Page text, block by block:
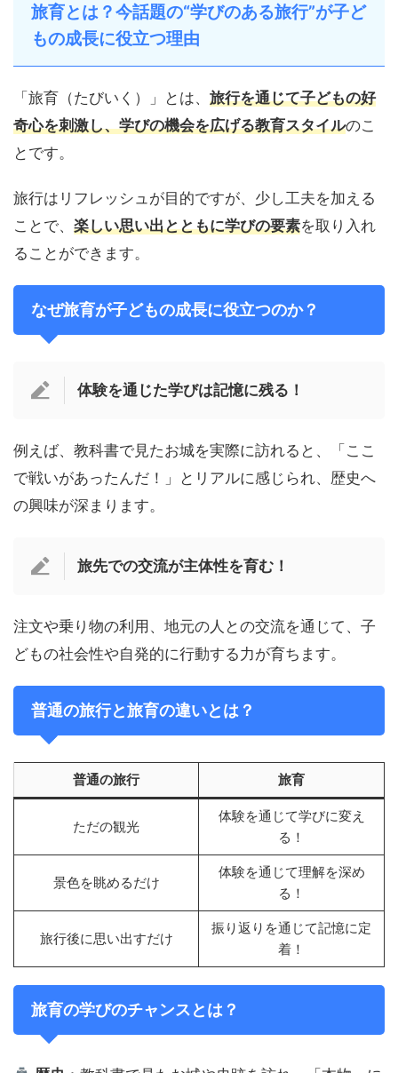
旅育とは？今話題の“学びのある旅行”が子ど
もの成長に役立つ理由
「旅育（たびいく）」とは、 旅行を通じて子どもの好
奇心を刺激し、学びの機会を広げる教育スタイルのこ
とです。
旅行はリフレッシュが目的ですが、少し工夫を加える
ことで、 楽しい思い出とともに学びの要素を取り入れ
ることができます。
なぜ旅育が子どもの成長に役立つのか？
体験を通じた学びは記憶に残る！
例えば、教科書で見たお城を実際に訪れると、「ここ
で戦いがあったんだ！」とリアルに感じられ、歴史へ
の興味が深まります。
旅先での交流が主体性を育む！
注文や乗り物の利用、地元の人との交流を通じて、子
どもの社会性や自発的に行動する力が育ちます。
普通の旅行と旅育の違いとは？
普通の旅行 旅育
ただの観光
体験を通じて学びに変え
る！
景色を眺めるだけ
体験を通じて理解を深め
る！
旅行後に思い出すだけ
振り返りを通じて記憶に定
着！
旅育の学びのチャンスとは？